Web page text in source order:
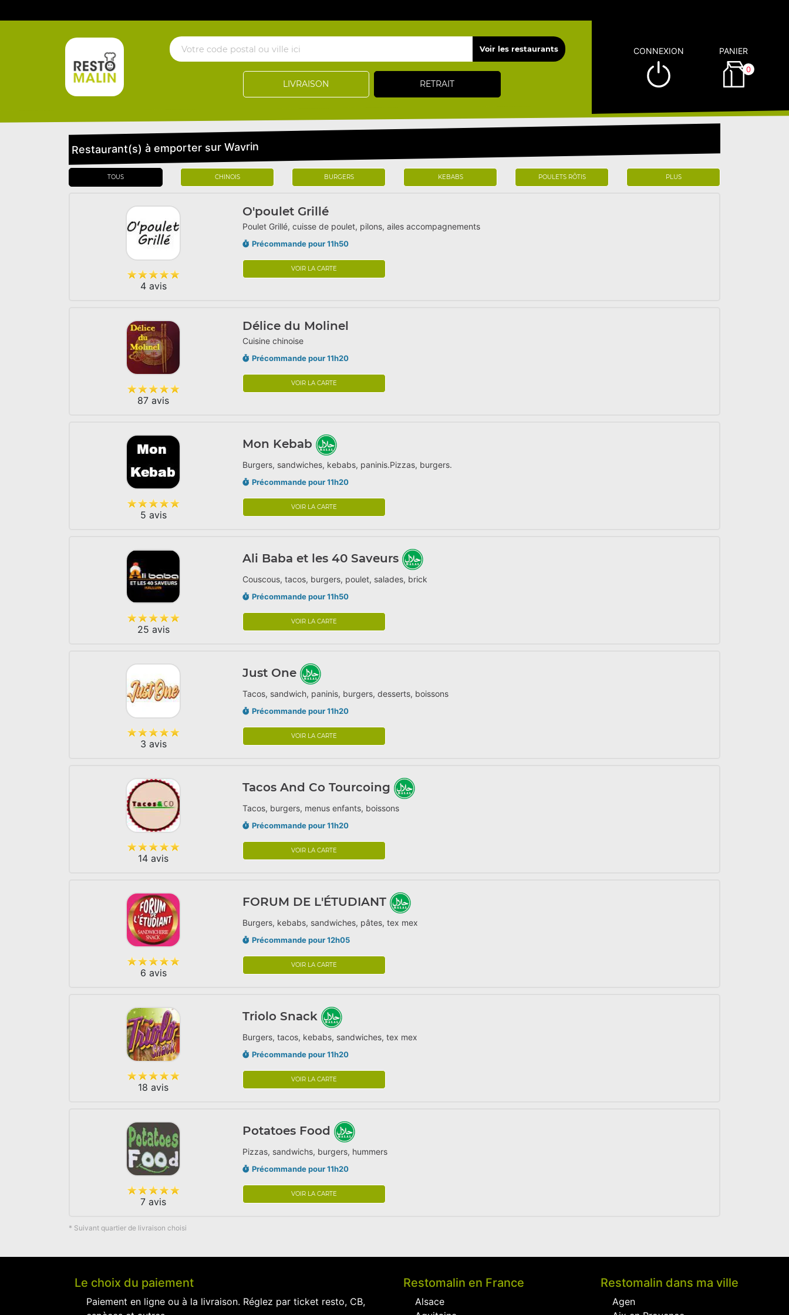
LIVRAISON RETRAIT
CONNEXION PANIER
0
Restaurant(s) à emporter sur Wavrin
TOUS CHINOIS BURGERS KEBABS POULETS RÔTIS PLUS
4 avis
O'poulet Grillé
Poulet Grillé, cuisse de poulet, pilons, ailes accompagnements
Précommande pour 11h50
VOIR LA CARTE
87 avis
Délice du Molinel
Cuisine chinoise
Précommande pour 11h20
VOIR LA CARTE
5 avis
Mon Kebab
Burgers, sandwiches, kebabs, paninis.Pizzas, burgers.
Précommande pour 11h20
VOIR LA CARTE
25 avis
Ali Baba et les 40 Saveurs
Couscous, tacos, burgers, poulet, salades, brick
Précommande pour 11h50
VOIR LA CARTE
3 avis
Just One
Tacos, sandwich, paninis, burgers, desserts, boissons
Précommande pour 11h20
VOIR LA CARTE
14 avis
Tacos And Co Tourcoing
Tacos, burgers, menus enfants, boissons
Précommande pour 11h20
VOIR LA CARTE
6 avis
FORUM DE L'ÉTUDIANT
Burgers, kebabs, sandwiches, pâtes, tex mex
Précommande pour 12h05
VOIR LA CARTE
18 avis
Triolo Snack
Burgers, tacos, kebabs, sandwiches, tex mex
Précommande pour 11h20
VOIR LA CARTE
7 avis
Potatoes Food
Pizzas, sandwichs, burgers, hummers
Précommande pour 11h20
VOIR LA CARTE
* Suivant quartier de livraison choisi
Le choix du paiement
Paiement en ligne ou à la livraison. Réglez par ticket resto, CB,
Restomalin en France
Alsace
Restomalin dans ma ville
Agen